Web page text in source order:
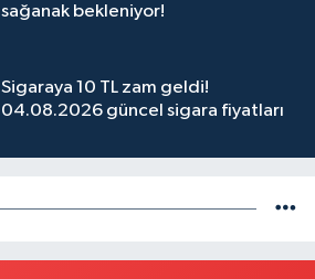
sağanak bekleniyor!
Sigaraya 10 TL zam geldi!
04.08.2026 güncel sigara fiyatları